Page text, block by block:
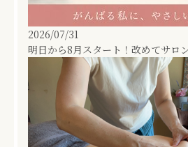
2026/07/31